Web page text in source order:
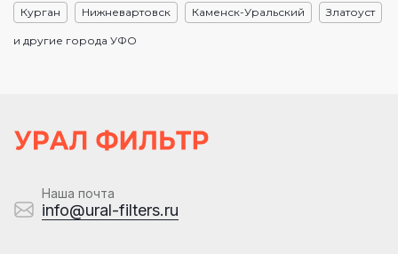
Курган Нижневартовск Каменск-Уральский Златоуст
и другие города УФО
Наша почта
info@ural-filters.ru